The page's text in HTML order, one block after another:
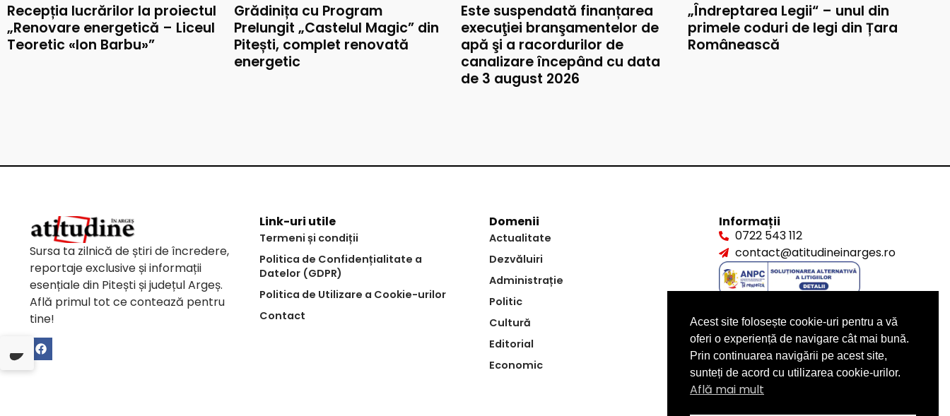
Recepția lucrărilor la proiectul
„Renovare energetică – Liceul
Teoretic «Ion Barbu»”
Grădinița cu Program
Prelungit „Castelul Magic” din
Pitești, complet renovată
energetic
Este suspendată finanțarea
execuţiei branşamentelor de
apă şi a racordurilor de
canalizare începând cu data
de 3 august 2026
„Îndreptarea Legii“ – unul din
primele coduri de legi din Țara
Românească
Sursa ta zilnică de știri de încredere,
reportaje exclusive și informații
esențiale din Pitești și județul Argeș.
Află primul tot ce contează pentru
tine!
Link-uri utile
Termeni și condiții
Politica de Confidențialitate a
Datelor (GDPR)
Politica de Utilizare a Cookie-urilor
Contact
Domenii
Actualitate
Dezvăluiri
Administrație
Politic
Cultură
Editorial
Economic
Informații
0722 543 112
contact@atitudineinarges.ro
Acest site folosește cookie-uri pentru a vă
oferi o experiență de navigare cât mai bună.
Prin continuarea navigării pe acest site,
sunteți de acord cu utilizarea cookie-urilor.
Află mai mult